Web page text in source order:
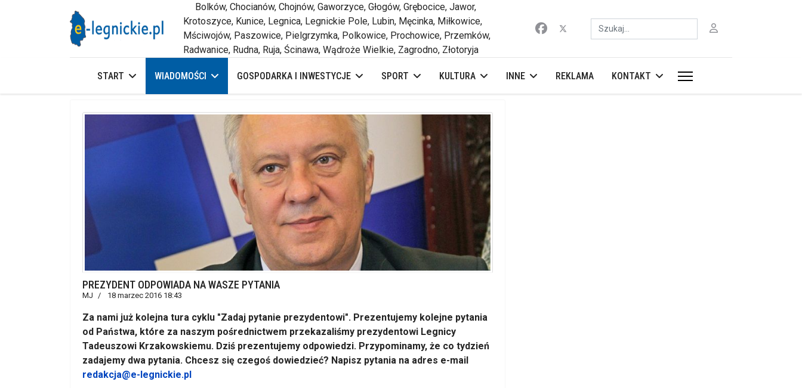
Bolków, Chocianów, Chojnów, Gaworzyce, Głogów, Grębocice, Jawor,
Krotoszyce, Kunice, Legnica, Legnickie Pole, Lubin, Męcinka, Miłkowice,
Mściwojów, Paszowice, Pielgrzymka, Polkowice, Prochowice, Przemków,
Radwanice, Rudna, Ruja, Ścinawa, Wądroże Wielkie, Zagrodno, Złotoryja
Szukaj
START WIADOMOŚCI GOSPODARKA I INWESTYCJE SPORT KULTURA INNE REKLAMA KONTAKT
PREZYDENT ODPOWIADA NA WASZE PYTANIA
MJ 18 marzec 2016 18:43
Za nami już kolejna tura cyklu "Zadaj pytanie prezydentowi". Prezentujemy kolejne pytania
od Państwa, które za naszym pośrednictwem przekazaliśmy prezydentowi Legnicy
Tadeuszowi Krzakowskiemu. Dziś prezentujemy odpowiedzi. Przypominamy, że co tydzień
zadajemy dwa pytania. Chcesz się czegoś dowiedzieć? Napisz pytania na adres e-mail
redakcja@e-legnickie.pl